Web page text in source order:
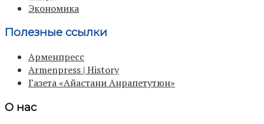
Экономика
Полезные ссылки
Арменпресс
Armenpress | History
Газета «Айастани Анрапетутюн»
О нас